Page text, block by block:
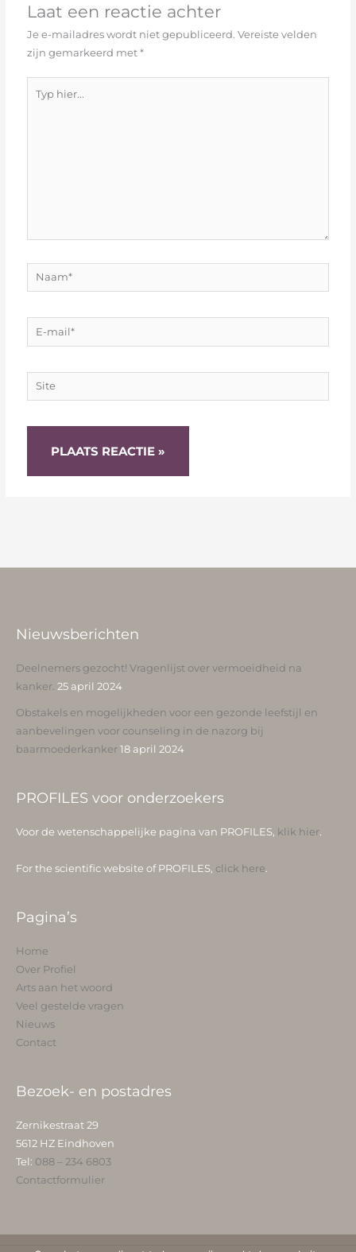
Laat een reactie achter
Je e-mailadres wordt niet gepubliceerd. Vereiste velden
zijn gemarkeerd met*
hier...
Naam*
E-
mail*
Site
Nieuwsberichten
Deelnemers gezocht! Vragenlijst over vermoeidheid na
kanker. 25 april 2024
Obstakels en mogelijkheden voor een gezonde leefstijl en
aanbevelingen voor counseling in de nazorg bij
baarmoederkanker 18 april 2024
PROFILES voor onderzoekers
Voor de wetenschappelijke pagina van PROFILES, klik hier.
For the scientific website of PROFILES, click here
Pagina’s
Home
Over Profiel
Arts aan het woord
Veel gestelde vragen
Nieuws
Contact
Bezoek- en postadres
Zernikestraat 29
5612 HZ Eindhoven
Tel: 088 – 234 6803
Contactformulier